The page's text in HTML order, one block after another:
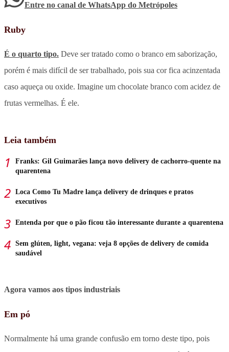
Entre no canal de WhatsApp do Metrópoles
Ruby
É o quarto tipo. Deve ser tratado como o branco em saborização,
porém é mais difícil de ser trabalhado, pois sua cor fica acinzentada
caso aqueça ou oxide. Imagine um chocolate branco com acidez de
frutas vermelhas. É ele.
Leia também
Franks: Gil Guimarães lança novo delivery de cachorro-quente na
quarentena
Loca Como Tu Madre lança delivery de drinques e pratos
executivos
Entenda por que o pão ficou tão interessante durante a quarentena
Sem glúten, light, vegana: veja 8 opções de delivery de comida
saudável
Agora vamos aos tipos industriais
Em pó
Normalmente há uma grande confusão em torno deste tipo, pois